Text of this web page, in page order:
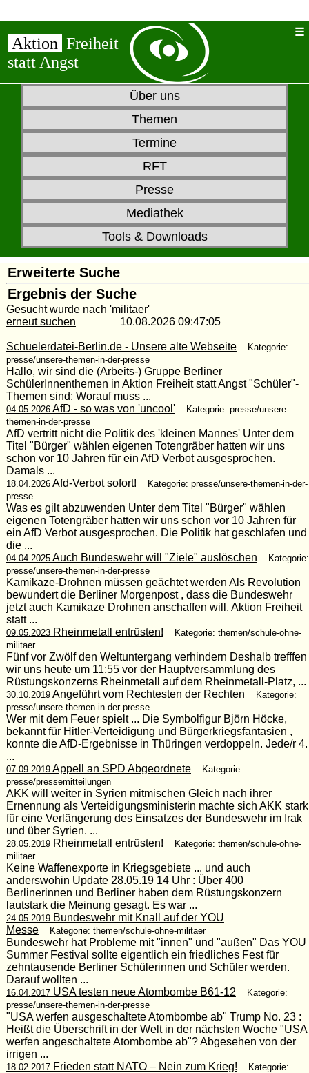
Aktion Freiheit
statt Angst
Über uns
Themen
Termine
RFT
Presse
Mediathek
Tools & Downloads
Erweiterte Suche
Ergebnis der Suche
Gesucht wurde nach 'militaer'
erneut suchen 10.08.2026 09:47:05
Schuelerdatei-Berlin.de - Unsere alte Webseite
Kategorie:
presse/unsere-themen-in-der-presse
Hallo, wir sind die (Arbeits-) Gruppe Berliner
SchülerInnenthemen in Aktion Freiheit statt Angst "Schüler"-
Themen sind: Worauf muss ...
04.05.2026AfD - so was von 'uncool'
Kategorie: presse/unsere-
themen-in-der-presse
AfD vertritt nicht die Politik des 'kleinen Mannes' Unter dem
Titel "Bürger" wählen eigenen Totengräber hatten wir uns
schon vor 10 Jahren für ein AfD Verbot ausgesprochen.
Damals ...
18.04.2026Afd-Verbot sofort!
Kategorie: presse/unsere-themen-in-der-
presse
Was es gilt abzuwenden Unter dem Titel "Bürger" wählen
eigenen Totengräber hatten wir uns schon vor 10 Jahren für
ein AfD Verbot ausgesprochen. Die Politik hat geschlafen und
die ...
04.04.2025Auch Bundeswehr will "Ziele" auslöschen
Kategorie:
presse/unsere-themen-in-der-presse
Kamikaze-Drohnen müssen geächtet werden Als Revolution
bewundert die Berliner Morgenpost , dass die Bundeswehr
jetzt auch Kamikaze Drohnen anschaffen will. Aktion Freiheit
statt ...
09.05.2023Rheinmetall entrüsten!
Kategorie: themen/schule-ohne-
militaer
Fünf vor Zwölf den Weltuntergang verhindern Deshalb trefffen
wir uns heute um 11:55 vor der Hauptversammlung des
Rüstungskonzerns Rheinmetall auf dem Rheinmetall-Platz, ...
30.10.2019Angeführt vom Rechtesten der Rechten
Kategorie:
presse/unsere-themen-in-der-presse
Wer mit dem Feuer spielt ... Die Symbolfigur Björn Höcke,
bekannt für Hitler-Verteidigung und Bürgerkriegsfantasien ,
konnte die AfD-Ergebnisse in Thüringen verdoppeln. Jede/r 4.
...
07.09.2019Appell an SPD Abgeordnete
Kategorie:
presse/pressemitteilungen
AKK will weiter in Syrien mitmischen Gleich nach ihrer
Ernennung als Verteidigungsministerin machte sich AKK stark
für eine Verlängerung des Einsatzes der Bundeswehr im Irak
und über Syrien. ...
28.05.2019Rheinmetall entrüsten!
Kategorie: themen/schule-ohne-
militaer
Keine Waffenexporte in Kriegsgebiete ... und auch
anderswohin Update 28.05.19 14 Uhr : Über 400
Berlinerinnen und Berliner haben dem Rüstungskonzern
lautstark die Meinung gesagt. Es war ...
24.05.2019Bundeswehr mit Knall auf der YOU
Messe
Kategorie: themen/schule-ohne-militaer
Bundeswehr hat Probleme mit "innen" und "außen" Das YOU
Summer Festival sollte eigentlich ein friedliches Fest für
zehntausende Berliner Schülerinnen und Schüler werden.
Darauf wollten ...
16.04.2017USA testen neue Atombombe B61-12
Kategorie:
presse/unsere-themen-in-der-presse
"USA werfen ausgeschaltete Atombombe ab" Trump No. 23 :
Heißt die Überschrift in der Welt in der nächsten Woche "USA
werfen angeschaltete Atombombe ab"? Abgesehen von der
irrigen ...
18.02.2017Frieden statt NATO – Nein zum Krieg!
Kategorie: